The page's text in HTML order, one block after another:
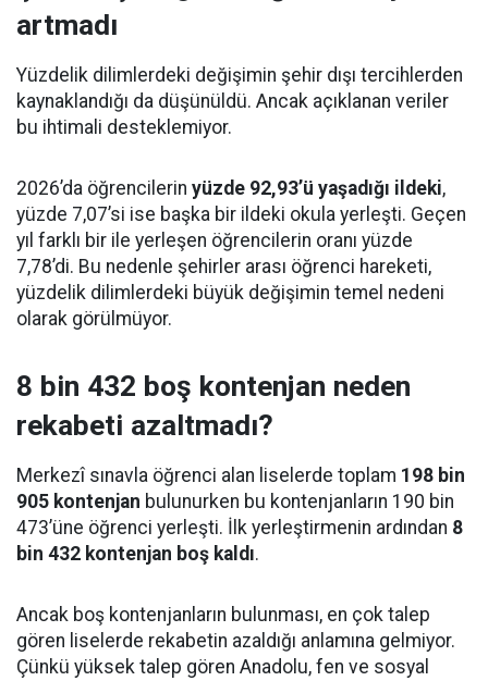
artmadı
Yüzdelik dilimlerdeki değişimin şehir dışı tercihlerden
kaynaklandığı da düşünüldü. Ancak açıklanan veriler
bu ihtimali desteklemiyor.
2026’da öğrencilerin yüzde 92,93’ü yaşadığı ildeki,
yüzde 7,07’si ise başka bir ildeki okula yerleşti. Geçen
yıl farklı bir ile yerleşen öğrencilerin oranı yüzde
7,78’di. Bu nedenle şehirler arası öğrenci hareketi,
yüzdelik dilimlerdeki büyük değişimin temel nedeni
olarak görülmüyor.
8 bin 432 boş kontenjan neden
rekabeti azaltmadı?
Merkezî sınavla öğrenci alan liselerde toplam 198 bin
905 kontenjan bulunurken bu kontenjanların 190 bin
473’üne öğrenci yerleşti. İlk yerleştirmenin ardından 8
bin 432 kontenjan boş kaldı.
Ancak boş kontenjanların bulunması, en çok talep
gören liselerde rekabetin azaldığı anlamına gelmiyor.
Çünkü yüksek talep gören Anadolu, fen ve sosyal